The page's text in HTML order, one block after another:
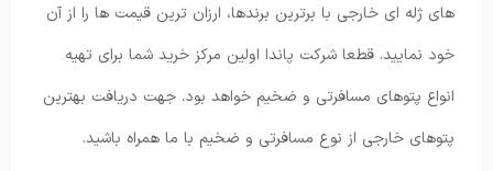
های ژله ای خارجی با برترین برندها، ارزان ترین قیمت ها را از آن
خود نمایید. قطعا شرکت پاندا اولین مرکز خرید شما برای تهیه
انواع پتوهای مسافرتی و ضخیم خواهد بود. جهت دریافت بهترین
پتوهای خارجی از نوع مسافرتی و ضخیم با ما همراه باشید.